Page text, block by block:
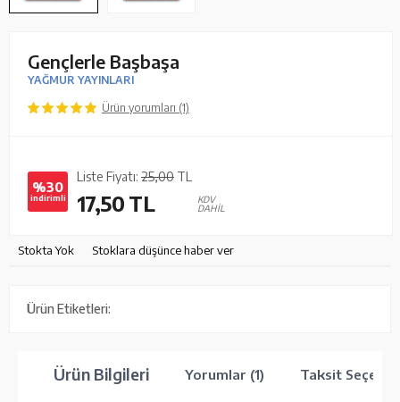
Gençlerle Başbaşa
YAĞMUR YAYINLARI
Ürün yorumları (1)
%30
indirimli
Liste Fiyatı: 25,00 TL
17,50TL
KDV
DAHİL
Stokta Yok Stoklara düşünce haber ver
Ürün Etiketleri:
Ürün Bilgileri Yorumlar (1) Taksit